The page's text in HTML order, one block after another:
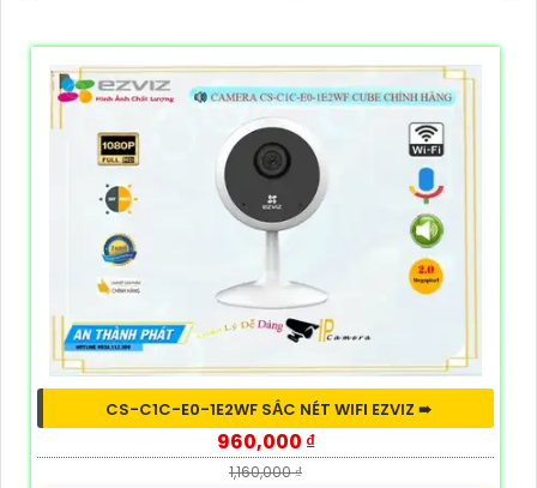
CS-C1C-E0-1E2WF SẮC NÉT WIFI EZVIZ ➠
960,000 ₫
1,160,000 ₫